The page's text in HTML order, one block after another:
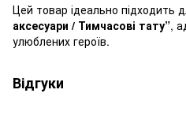
Цей товар ідеально підходить
аксесуари / Тимчасові тату”,
улюблених героїв.
Відгуки